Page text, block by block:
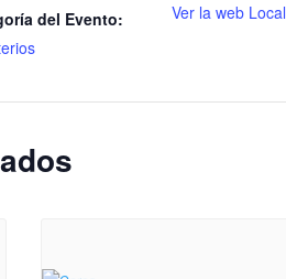
del Evento:
Ver la web Local